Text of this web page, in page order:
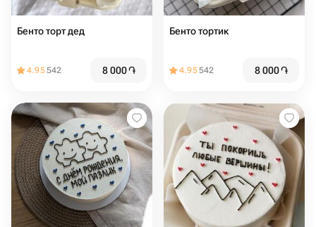
Бенто торт дед
4.95542 8 000֏
Бенто тортик
4.95542 8 000֏